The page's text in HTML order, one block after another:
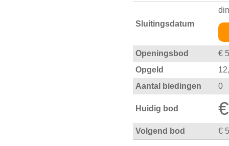
Sluitingsdatum
Openingsbod
€
Opgeld
Aantal biedingen
0
Huidig bod
Volgend bod €